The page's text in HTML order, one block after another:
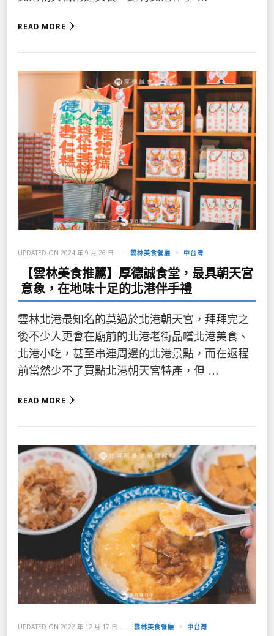
READ MORE
UPDATED ON 2024 年 9 月 26 日 雲林美食餐廳 中台灣
【雲林美食推薦】厚德誠食堂，最具朝天宮
意象，在地味十足的北港伴手禮
雲林北港最知名的莫過於北港朝天宮，拜拜完之
後不少人更會在廟前的北港老街品嚐北港美食、
北港小吃，甚至串連周邊的北港景點，而在返程
前當然少不了買點北港朝天宮特產，但 …
READ MORE
UPDATED ON 2022 年 12 月 17 日 雲林美食餐廳 中台灣